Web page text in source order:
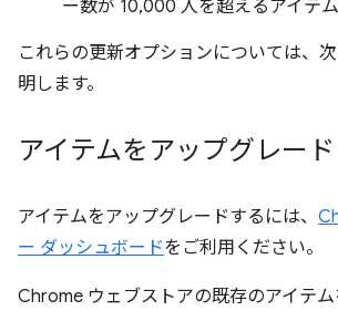
ー数が 10,000 人を超えるアイテム
これらの更新オプションについては、
明します。
アイテムをアップグレード
アイテムをアップグレードするには、
ー ダッシュボードをご利用ください。
Chrome ウェブストアの既存のアイテ